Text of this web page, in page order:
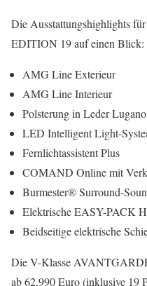
Die Ausstattungshighlights
EDITION 19 auf einen Blick:
AMG Line Exterieur
AMG Line Interieur
Polsterung in Leder Lugano
LED Intelligent Light-
Fernlichtassistent Plus
COMAND Online mit
Burmester® Surround-
Elektrische EASY-PACK
Beidseitige elektrische
Die V-Klasse
ab 62.990 Euro (inklusive 19